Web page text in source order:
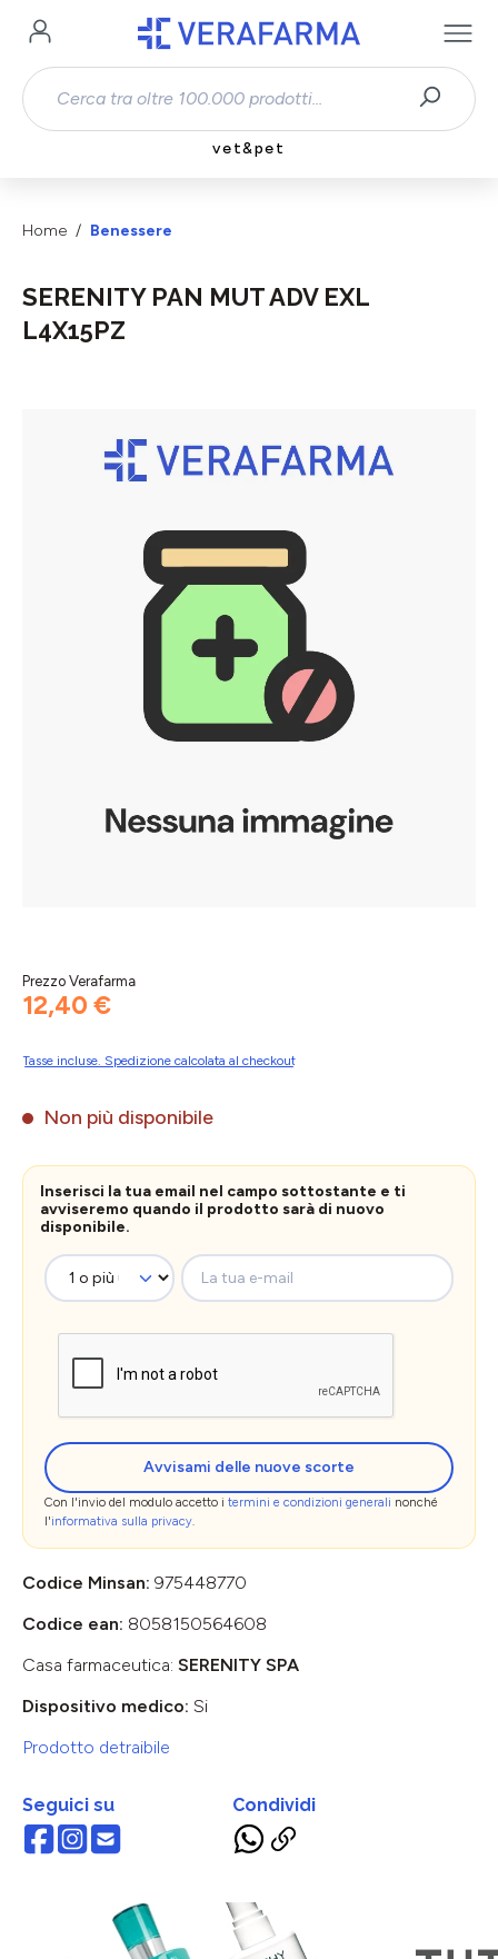
Passa al contenuto principale
vet&pet
Home Benessere
SERENITY PAN MUT ADV EXL
L4X15PZ
Prezzo Verafarma
12,40 €
Tasse incluse. Spedizione calcolata al checkout
Non più disponibile
Inserisci la tua email nel campo sottostante e ti
avviseremo quando il prodotto sarà di nuovo
disponibile.
La tua e-mail
Avvisami delle nuove scorte
Con l'invio del modulo accetto i termini e condizioni generali nonché
l'informativa sulla privacy.
Codice Minsan: 975448770
Codice ean: 8058150564608
Casa farmaceutica: SERENITY SPA
Dispositivo medico: Si
Prodotto detraibile
Seguici su Condividi